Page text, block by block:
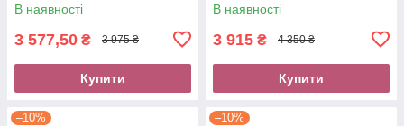
В наявності
3 577,50 ₴ 3 975 ₴
Купити
В наявності
3 915 ₴ 4 350 ₴
Купити
–10% –10%